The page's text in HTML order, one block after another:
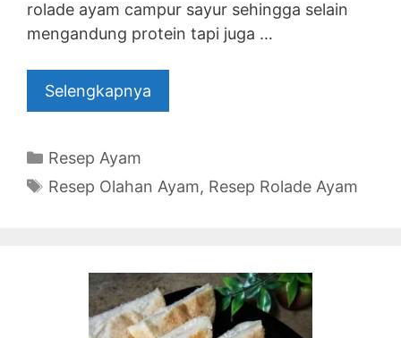
rolade ayam campur sayur sehingga selain
mengandung protein tapi juga …
Selengkapnya
Categories
Resep Ayam
Tags
Resep Olahan Ayam, Resep Rolade Ayam